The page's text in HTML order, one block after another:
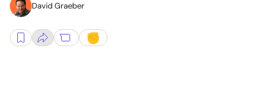
David Graeber